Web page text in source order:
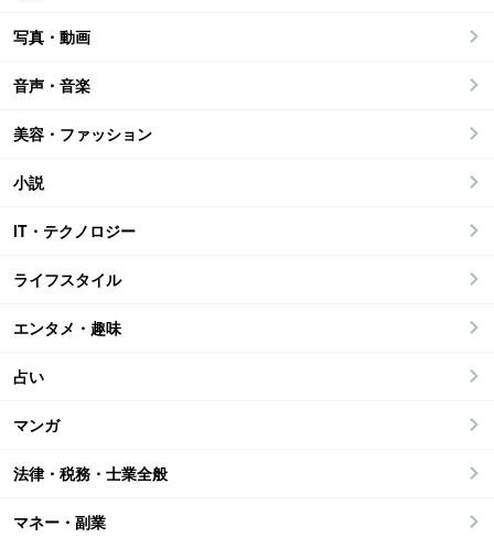
写真・動画
音声・音楽
美容・ファッション
小説
IT・テクノロジー
ライフスタイル
エンタメ・趣味
占い
マンガ
法律・税務・士業全般
マネー・副業